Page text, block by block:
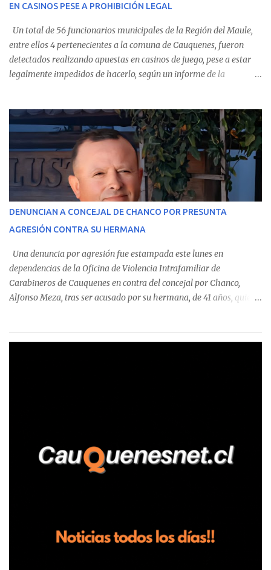
evolución favorable. No obstante, alrededo...
EN CASINOS PESE A PROHIBICIÓN LEGAL
Un total de 56 funcionarios municipales de la Región del Maule,
entre ellos 4 pertenecientes a la comuna de Cauquenes, fueron
detectados realizando apuestas en casinos de juego, pese a estar
legalmente impedidos de hacerlo, según un informe de la
estableció que estos funcionarios —quienes administran o
custodian fondos públicos— efectuaron transacciones por un
monto total de $116.075.918 entre enero de 2024 y junio de 2025.
En el detalle regional, se indica que en la comuna de Cauquenes se
identificó a cuatro funcionarios involucrados en este tipo de
operaciones. Asimismo, se precisa que uno de los casos
corresponde a un funcionario de la Municipalidad de Chanco,
detectaron incumplimientos a la normativa vigente. El informe
precisa que la mayor cantidad de dinero apostado se registró en
Talca, donde...
DENUNCIAN A CONCEJAL DE CHANCO POR PRESUNTA
AGRESIÓN CONTRA SU HERMANA
Una denuncia por agresión fue estampada este lunes en
dependencias de la Oficina de Violencia Intrafamiliar de
Carabineros de Cauquenes en contra del concejal por Chanco,
Alfonso Meza, tras ser acusado por su hermana, de 41 años, quien
relató que los hechos ocurrieron cerca de las 11:30 horas en el
trabajadores, el edil descendió del vehículo y, en medio de la
confrontación, la habría tomado de los hombros, empujado al
suelo y agredido con golpes de pies y manos, mientr...